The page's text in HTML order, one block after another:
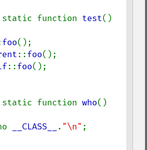
static function
test()
foo();
::foo();
::foo();
static function
who()
__CLASS__ . "\n" ;